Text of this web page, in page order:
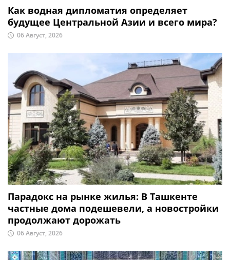
Как водная дипломатия определяет
будущее Центральной Азии и всего мира?
06 Август, 2026
Парадокс на рынке жилья: В Ташкенте
частные дома подешевели, а новостройки
продолжают дорожать
06 Август, 2026